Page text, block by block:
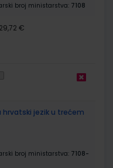
broj ministarstva: 7108
29,72 €
hrvatski jezik u trećem
broj ministarstva: 7108-